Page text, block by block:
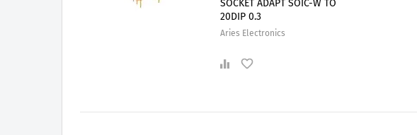
SOCKET ADAPT SOIC-W TO
20DIP 0.3
Aries Electronics